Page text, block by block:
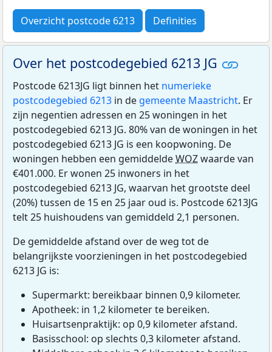
Overzicht postcode 6213 Definities
Over het postcodegebied 6213 JG
Postcode 6213JG ligt binnen het numerieke
postcodegebied 6213 in de gemeente Maastricht. Er
zijn negentien adressen en 25 woningen in het
postcodegebied 6213 JG. 80% van de woningen in het
postcodegebied 6213 JG is een koopwoning. De
woningen hebben een gemiddeldeWOZwaarde van
€401.000. Er wonen 25 inwoners in het
postcodegebied 6213 JG, waarvan het grootste deel
(20%) tussen de 15 en 25 jaar oud is. Postcode 6213JG
telt 25 huishoudens van gemiddeld 2,1 personen.
De gemiddelde afstand over de weg tot de
belangrijkste voorzieningen in het postcodegebied
6213 JG is:
Supermarkt: bereikbaar binnen 0,9 kilometer.
Apotheek: in 1,2 kilometer te bereiken.
Huisartsenpraktijk: op 0,9 kilometer afstand.
Basisschool: op slechts 0,3 kilometer afstand.